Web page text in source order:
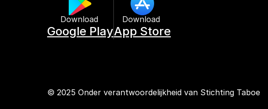
Download
Google Play
Download
App Store
© 2025 Onder verantwoordelijkheid van Stichting Taboe